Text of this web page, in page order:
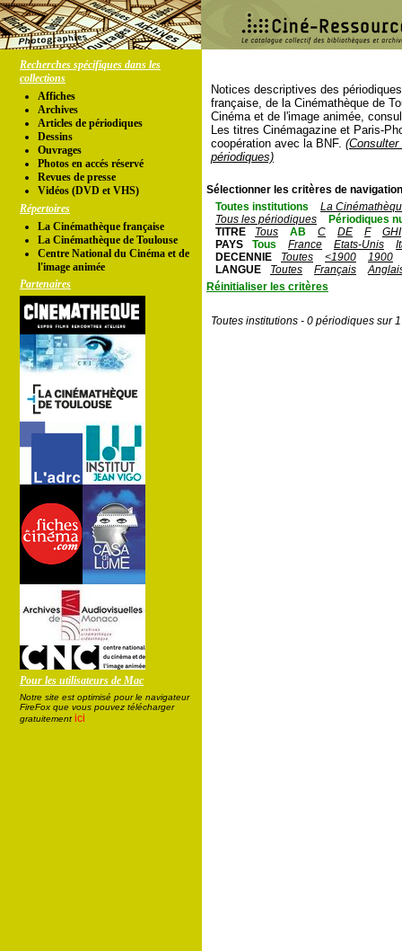
Recherches spécifiques dans les
collections
Affiches
Archives
Articles de périodiques
Dessins
Ouvrages
Photos en accés réservé
Revues de presse
Vidéos (DVD et VHS)
Répertoires
La Cinémathèque française
La Cinémathèque de Toulouse
Centre National du Cinéma et de
l'image animée
Partenaires
Pour les utilisateurs de Mac
Notre site est optimisé pour le navigateur
FireFox que vous pouvez télécharger
gratuitement ici
Notices descriptives des
française, de la Cinémathèque de
Cinéma et de l'image animée,
Les titres Cinémagazine et Paris-
coopération avec la BNF.
périodiques)
Sélectionner les critères de
Toutes institutions
La
Tous les périodiques
Périodiques
TITRE
Tous AB C DE F
GHI
PAYS
Tous France Etats-Unis
DECENNIE
Toutes <1900
1900
LANGUE
Toutes Français
Réinitialiser les critères
Toutes institutions - 0 périodiques sur